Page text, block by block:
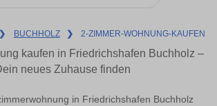
❯ BUCHHOLZ ❯ 2-ZIMMER-WOHNUNG-KAUFEN
kaufen in Friedrichshafen Buchholz –
neues Zuhause finden
in Friedrichshafen Buchholz